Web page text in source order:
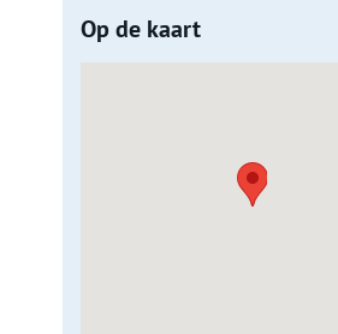
Op de kaart